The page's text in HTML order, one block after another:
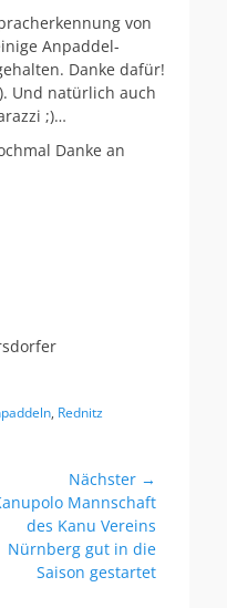
von
Anpaddel-
Danke dafür!
Und natürlich auch
;)…
Danke an
, Rednitz
Nächster →
Mannschaft
des Kanu Vereins
Nürnberg gut in die
Saison gestartet